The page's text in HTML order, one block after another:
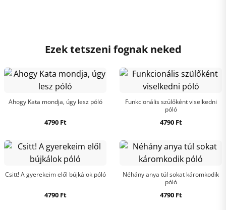
Ezek tetszeni fognak neked
Ahogy Kata mondja, úgy lesz póló
4790 Ft
Funkcionális szülőként viselkedni
póló
4790 Ft
Csitt! A gyerekeim elől bújkálok póló
4790 Ft
Néhány anya túl sokat káromkodik
póló
4790 Ft